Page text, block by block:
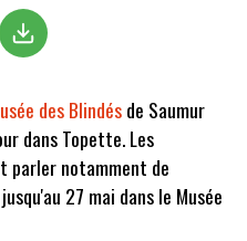
des Blindésde Saumur
dans Topette. Les
parler notamment de
27 mai dans le Musée